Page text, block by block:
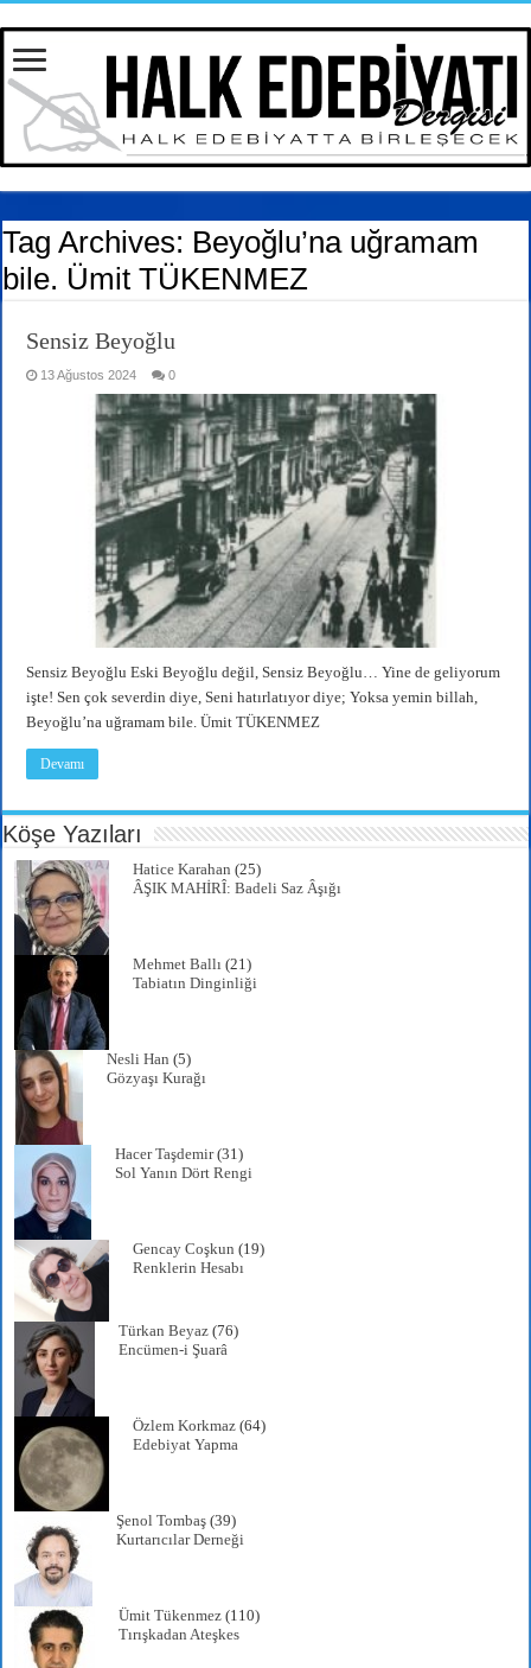
Tag Archives: Beyoğlu’na uğramam
bile. Ümit TÜKENMEZ
Sensiz Beyoğlu
13 Ağustos 2024 0
Sensiz Beyoğlu Eski Beyoğlu değil, Sensiz Beyoğlu… Yine de geliyorum
işte! Sen çok severdin diye, Seni hatırlatıyor diye; Yoksa yemin billah,
Beyoğlu’na uğramam bile. Ümit TÜKENMEZ
Devamı
Köşe Yazıları
Hatice Karahan (25)
ÂŞIK MAHİRÎ: Badeli Saz Âşığı
Mehmet Ballı (21)
Tabiatın Dinginliği
Nesli Han (5)
Gözyaşı Kurağı
Hacer Taşdemir(31)
Sol Yanın Dört Rengi
Gencay Coşkun (19)
Renklerin Hesabı
Türkan Beyaz (76)
Encümen-i Şuarâ
Özlem Korkmaz (64)
Edebiyat Yapma
Şenol Tombaş (39)
Kurtarıcılar Derneği
Ümit Tükenmez (110)
Tırışkadan Ateşkes